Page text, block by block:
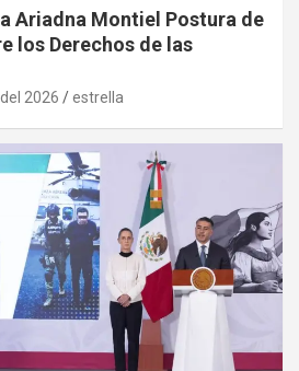
Ariadna Montiel Postura de
los Derechos de las
2026 estrella